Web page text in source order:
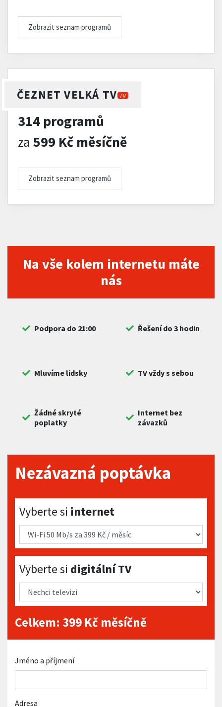
Zobrazit seznam programů
ČEZNET VELKÁ TV TV
314 programů
za 599 Kč měsíčně
Zobrazit seznam programů
Na vše kolem internetu máte
nás
Podpora do 21:00 Řešení do 3 hodin
Mluvíme lidsky TV vždy s sebou
Žádné skryté
poplatky
Internet bez
závazků
Nezávazná poptávka
Vyberte si internet
Vyberte si internet
Vyberte si digitální TV
Vyberte si digitální TV
Celkem: 399 Kč měsíčně
Jméno a příjmení
Adresa